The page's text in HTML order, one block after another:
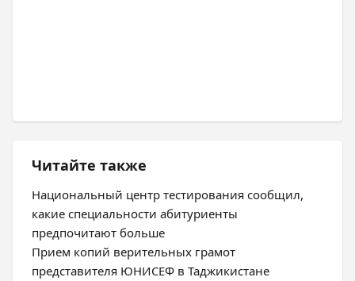
Читайте также
Национальный центр тестирования сообщил,
какие специальности абитуриенты
предпочитают больше
Прием копий верительных грамот
представителя ЮНИСЕФ в Таджикистане